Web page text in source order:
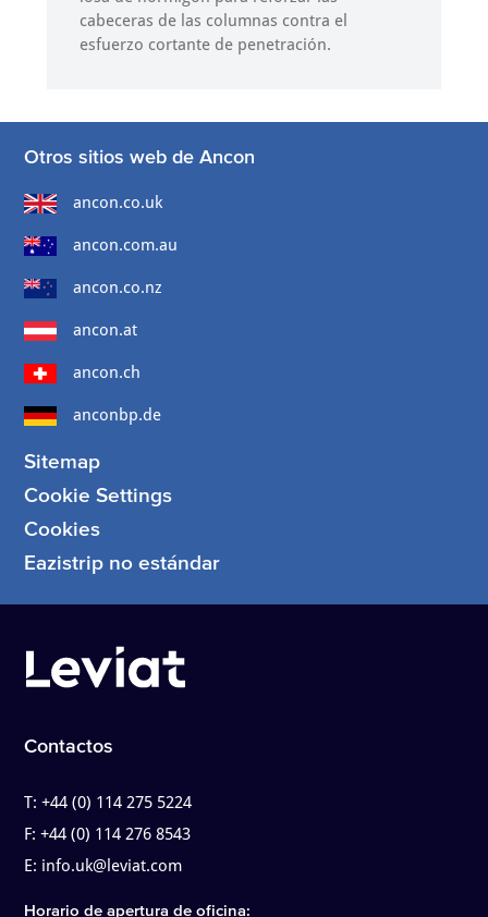
cabeceras de las columnas contra el
esfuerzo cortante de penetración.
Otros sitios web de Ancon
ancon.co.uk
ancon.com.au
ancon.co.nz
ancon.at
ancon.ch
anconbp.de
Sitemap
Cookie Settings
Cookies
Eazistrip no estándar
Contactos
T:+44 (0) 114 275 5224
F:+44 (0) 114 276 8543
E: info.uk@leviat.com
Horario de apertura de oficina: